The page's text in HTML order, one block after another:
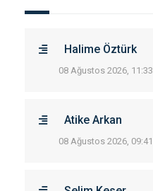
Halime Öztürk
08 Ağustos 2026, 11:33
Atike Arkan
08 Ağustos 2026, 09:41